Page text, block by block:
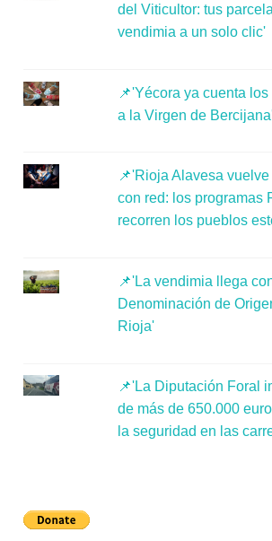
del Viticultor: tus
vendimia a un solo clic'
📌'Yécora ya cuenta
a la Virgen de
📌'Rioja Alavesa
con red: los programas
recorren los pueblos
📌'La vendimia llega
Denominación de
Rioja'
📌'La Diputación Foral
de más de 650.000
la seguridad en las